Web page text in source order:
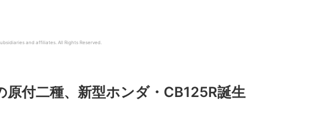
and affiliates. All Rights Reserved.
原付二種、新型ホンダ・CB125R誕生